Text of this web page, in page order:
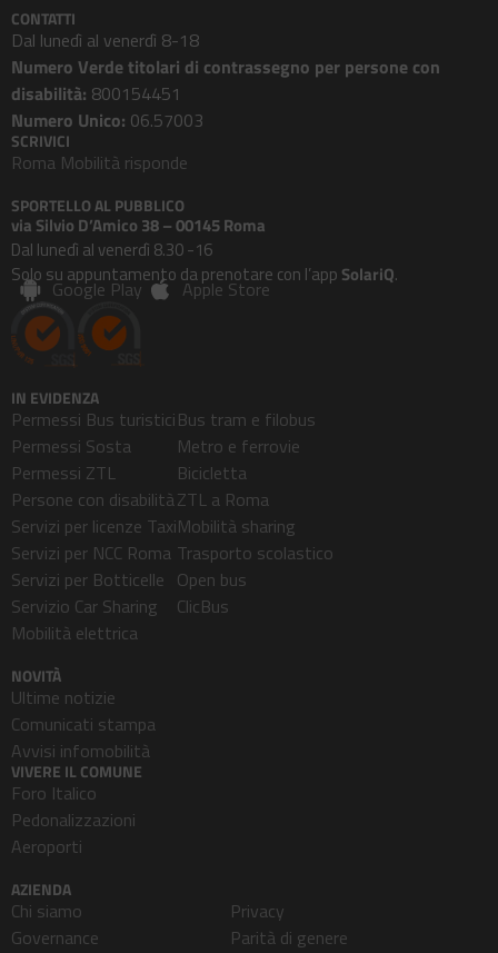
CONTATTI
Dal lunedì al venerdì 8-18
Numero Verde titolari di contrassegno per persone con
disabilità: 800154451
Numero Unico: 06.57003
SCRIVICI
Roma Mobilità risponde
SPORTELLO AL PUBBLICO
via Silvio D’Amico 38 – 00145 Roma
Dal lunedì al venerdì 8.30 -16
Solo su appuntamento da prenotare con l’app SolariQ.
Google Play Apple Store
IN EVIDENZA
Permessi Bus turistici
Permessi Sosta
Permessi ZTL
Persone con disabilità
Servizi per licenze Taxi
Servizi per NCC Roma
Servizi per Botticelle
Servizio Car Sharing
Mobilità elettrica
Bus tram e filobus
Metro e ferrovie
Bicicletta
ZTL a Roma
Mobilità sharing
Trasporto scolastico
Open bus
ClicBus
NOVITÀ
Ultime notizie
Comunicati stampa
Avvisi infomobilità
VIVERE IL COMUNE
Foro Italico
Pedonalizzazioni
Aeroporti
AZIENDA
Chi siamo
Governance
Privacy
Parità di genere